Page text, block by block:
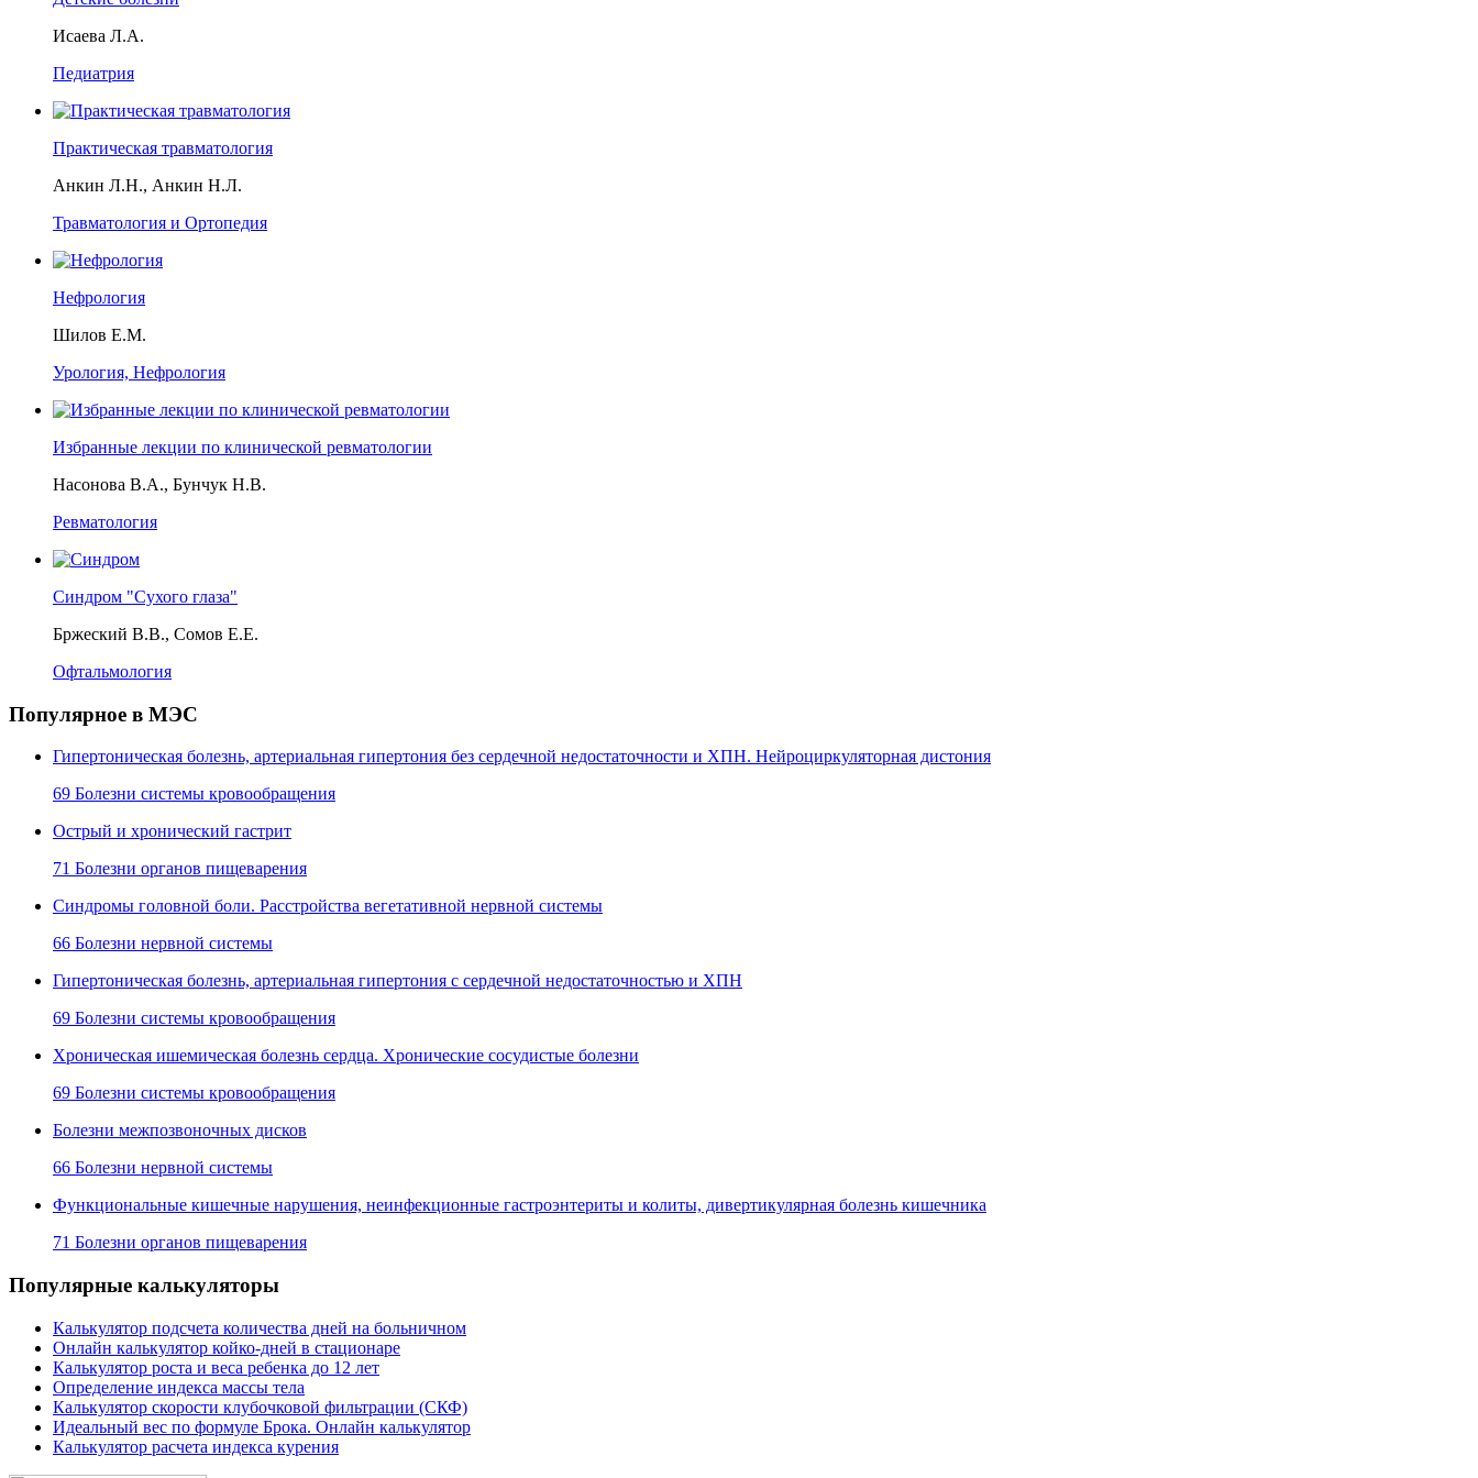
Исаева Л.А.
Педиатрия
Практическая травматология
Анкин Л.Н., Анкин Н.Л.
Травматология и Ортопедия
Нефрология
Шилов Е.М.
Урология, Нефрология
Избранные лекции по клинической ревматологии
Насонова В.А., Бунчук Н.В.
Ревматология
Синдром "Сухого глаза"
Бржеский В.В., Сомов Е.Е.
Офтальмология
Популярное в МЭС
Гипертоническая болезнь, артериальная гипертония без сердечной недостаточности и ХПН. Нейроциркуляторная дистония
69 Болезни системы кровообращения
Острый и хронический гастрит
71 Болезни органов пищеварения
Синдромы головной боли. Расстройства вегетативной нервной системы
66 Болезни нервной системы
Гипертоническая болезнь, артериальная гипертония с сердечной недостаточностью и ХПН
69 Болезни системы кровообращения
Хроническая ишемическая болезнь сердца. Хронические сосудистые болезни
69 Болезни системы кровообращения
Болезни межпозвоночных дисков
66 Болезни нервной системы
Функциональные кишечные нарушения, неинфекционные гастроэнтериты и колиты, дивертикулярная болезнь кишечника
71 Болезни органов пищеварения
Популярные калькуляторы
Калькулятор подсчета количества дней на больничном
Онлайн калькулятор койко-дней в стационаре
Калькулятор роста и веса ребенка до 12 лет
Определение индекса массы тела
Калькулятор скорости клубочковой фильтрации (СКФ)
Идеальный вес по формуле Брока. Онлайн калькулятор
Калькулятор расчета индекса курения